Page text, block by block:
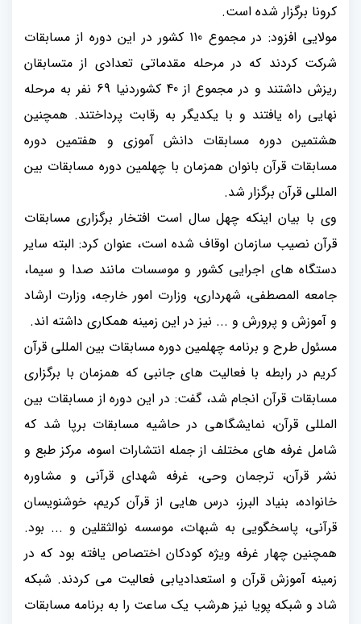
کرونا برگزار شده است.
مولایی افزود: در مجموع 110 کشور در این دوره از مسابقات
شرکت کردند که در مرحله مقدماتی تعدادی از متسابقان
ریزش داشتند و در مجموع از 40 کشوردنیا 69 نفر به مرحله
نهایی راه یافتند و با یکدیگر به رقابت پرداختند. همچنین
هشتمین دوره مسابقات دانش آموزی و هفتمین دوره
مسابقات قرآن بانوان همزمان با چهلمین دوره مسابقات بین
المللی قرآن برگزار شد.
وی با بیان اینکه چهل سال است افتخار برگزاری مسابقات
قرآن نصیب سازمان اوقاف شده است، عنوان کرد: البته سایر
دستگاه های اجرایی کشور و موسسات مانند صدا و سیما،
جامعه المصطفی، شهرداری، وزارت امور خارجه، وزارت ارشاد
و آموزش و پرورش و ... نیز در این زمینه همکاری داشته اند.
مسئول طرح و برنامه چهلمین دوره مسابقات بین المللی قرآن
کریم در رابطه با فعالیت های جانبی که همزمان با برگزاری
مسابقات قرآن انجام شد، گفت: در این دوره از مسابقات بین
المللی قرآن، نمایشگاهی در حاشیه مسابقات برپا شد که
شامل غرفه های مختلف از جمله انتشارات اسوه، مرکز طبع و
نشر قرآن، ترجمان وحی، غرفه شهدای قرآنی و مشاوره
خانواده، بنیاد البرز، درس هایی از قرآن کریم، خوشنویسان
قرآنی، پاسخگویی به شبهات، موسسه نوالثقلین و ... بود.
همچنین چهار غرفه ویژه کودکان اختصاص یافته بود که در
زمینه آموزش قرآن و استعدادیابی فعالیت می کردند. شبکه
شاد و شبکه پویا نیز هرشب یک ساعت را به برنامه مسابقات